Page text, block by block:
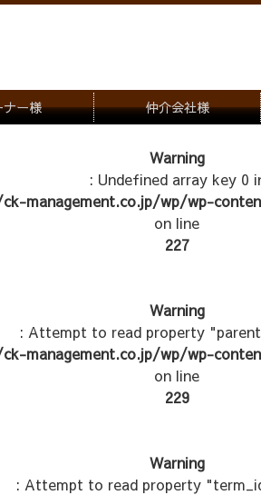
ナー様 仲介会社様
物件写真
管理物件紹介
Warning
: Undefined array key 0
management.co.jp/wp/wp-
on line
227
Warning
: Attempt to read property
management.co.jp/wp/wp-
on line
229
Warning
: Attempt to read property